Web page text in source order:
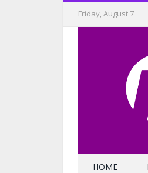
Friday, August 7
HOME